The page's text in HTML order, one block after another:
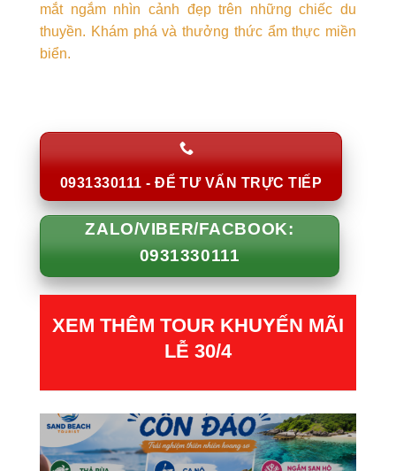
mắt ngắm nhìn cảnh đẹp trên những chiếc du
thuyền. Khám phá và thưởng thức ẩm thực miền
biển.
0931330111 - ĐỂ TƯ VẤN TRỰC TIẾP
ZALO/VIBER/FACBOOK:
0931330111
XEM THÊM TOUR KHUYẾN MÃI
LỄ 30/4